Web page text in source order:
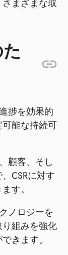
まざまな取
捗を効果的
能な持続可
顧客、そし
CSRに対す
す。
ノロジーを
組みを強化
きます。